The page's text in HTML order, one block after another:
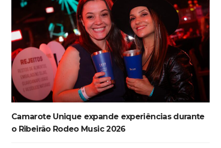
Camarote Unique expande experiências durante
o Ribeirão Rodeo Music 2026